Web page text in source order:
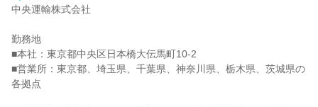
中央運輸株式会社
勤務地
■本社：東京都中央区日本橋大伝馬町10-2
■営業所：東京都、埼玉県、千葉県、神奈川県、栃木県、茨城県の
各拠点